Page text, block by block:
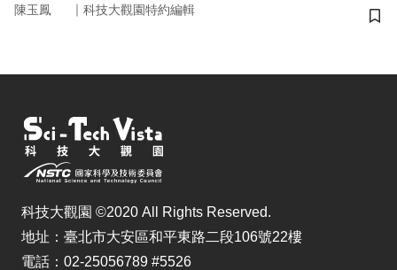
陳玉鳳 ｜ 科技大觀園特約編輯
儲
科技大觀園 ©2020 All Rights Reserved.
地址：臺北市大安區和平東路二段106號22樓
電話：02-25056789 #5526